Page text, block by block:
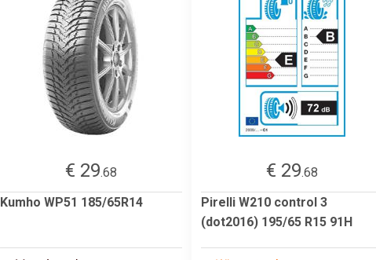
€ 29.68
Kumho WP51 185/65R14
€ 29.68
Pirelli W210 control 3
(dot2016) 195/65 R15 91H